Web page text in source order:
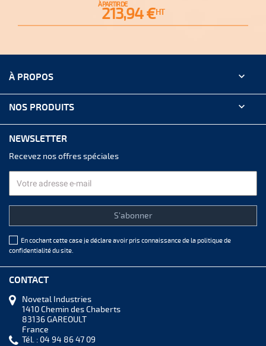
À PARTIR DE
Prix
213,94 €HT
À PROPOS 
NOS PRODUITS 
NEWSLETTER
Recevez nos offres spéciales
En cochant cette case je déclare avoir pris connaissance de lapolitique de
confidentialitédu site.
CONTACT
Novetal Industries
1410 Chemin des Chaberts
83136 GAREOULT
France
Tél. : 04 94 86 47 09